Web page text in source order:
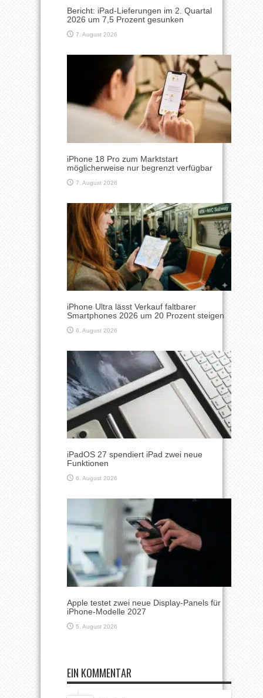
Bericht: iPad-Lieferungen im 2. Quartal
2026 um 7,5 Prozent gesunken
7. August 2026
iPhone 18 Pro zum Marktstart
möglicherweise nur begrenzt verfügbar
7. August 2026
iPhone Ultra lässt Verkauf faltbarer
Smartphones 2026 um 20 Prozent steigen
6. August 2026
iPadOS 27 spendiert iPad zwei neue
Funktionen
6. August 2026
Apple testet zwei neue Display-Panels für
iPhone-Modelle 2027
5. August 2026
EIN KOMMENTAR